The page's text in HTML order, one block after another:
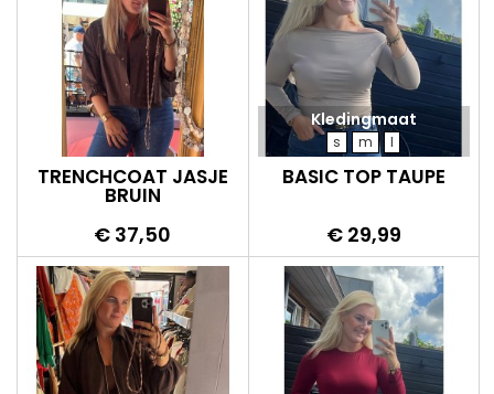
TRENCHCOAT JASJE
BRUIN
Prijs
€ 37,50
Kledingmaat
s m l
BASIC TOP TAUPE
Prijs
€ 29,99